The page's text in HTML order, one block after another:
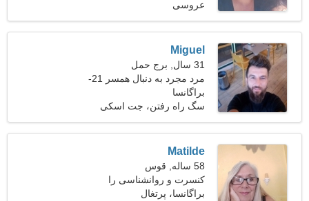
عروسی
Miguel
31 سال, برج حمل
مرد مجرد به دنبال همسر 21-
29
براگانسا
سگ راه رفتن، جت اسکی
Matilde
58 ساله, قوس
کنسرت و روانشناسی را
ترجیح می دهم
براگانسا، پرتغال